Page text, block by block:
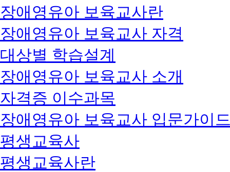
장애영유아 보육교사란
장애영유아 보육교사 자격
대상별 학습설계
장애영유아 보육교사 소개
자격증 이수과목
장애영유아 보육교사 입문가이
평생교육사
평생교육사란